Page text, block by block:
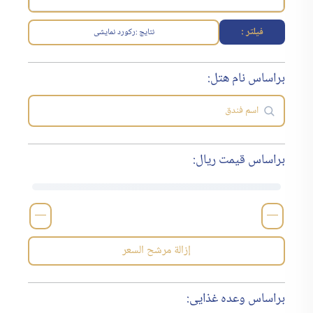
فیلتر : نتایج :رکورد نمایشی
براساس نام هتل:
براساس قیمت ریال:
—
—
إزالة مرشح السعر
براساس وعده غذایی: